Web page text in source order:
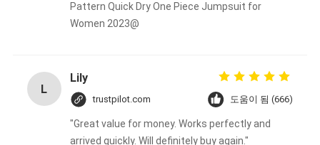
Pattern Quick Dry One Piece Jumpsuit for
Women 2023@
L
Lily
trustpilot.com 도움이 됨 (666)
"Great value for money. Works perfectly and
arrived quickly. Will definitely buy again."